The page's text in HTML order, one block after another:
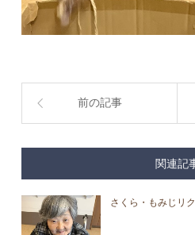
前の記事
関連記
さくら・もみじリ